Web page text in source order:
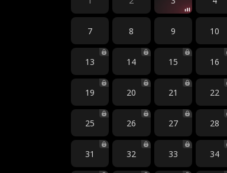
7 8 9 10
13 14 15 16
19 20 21 22
25 26 27 28
31 32 33 34